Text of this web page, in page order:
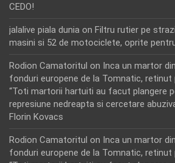
CEDO!
jalalive piala dunia on Filtru rutier pe
masini si 52 de motociclete, oprite
Rodion Camatoritul on Inca un martor
fonduri europene de la Tomnatic, retinut
“Toti martorii hartuiti au facut plangere
represiune nedreapta si cercetare
Florin Kovacs
Rodion Camatoritul on Inca un martor
fonduri europene de la Tomnatic, retinut